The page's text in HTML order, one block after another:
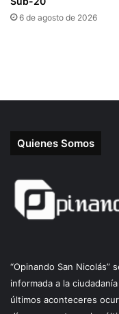
Quienes Somos
“Opinando San Nicolás”
informada a la
últimos aconteceres